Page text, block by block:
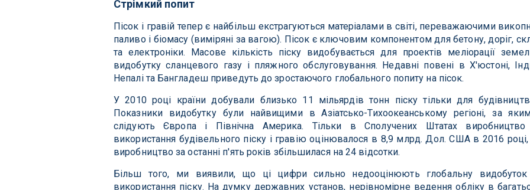
Cтрімкий попит
Пісок і гравій тепер є найбільш екстрагуються матеріалами в світі, переважаючими
паливо і біомасу (виміряні за вагою). Пісок є ключовим компонентом для бетону, доріг,
та електроніки. Масове кількість піску видобувається для проектів меліорації
видобутку сланцевого газу і пляжного обслуговування. Недавні повені в Х'юстоні,
Непалі та Бангладеш приведуть до зростаючого глобального попиту на пісок.
У 2010 році країни добували близько 11 мільярдів тонн піску тільки для
Показники видобутку були найвищими в Азіатсько-Тихоокеанському регіоні, за
слідують Європа і Північна Америка. Тільки в Сполучених Штатах виробництво
використання будівельного піску і гравію оцінювалося в 8,9 млрд. Дол. США в 2016
виробництво за останні п'ять років збільшилася на 24 відсотки.
Більш того, ми виявили, що ці цифри сильно недооцінюють глобальну видобуток
використання піску. На думку державних установ, нерівномірне ведення обліку в